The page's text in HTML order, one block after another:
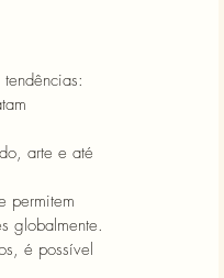
arte e até
permitem
globalmente.
é possível